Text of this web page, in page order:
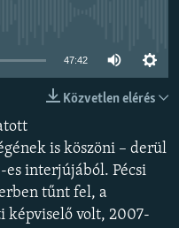
47:42
Közvetlen elérés
is köszöni – derül
es interjújából. Pécsi
tűnt fel, a
képviselő volt, 2007-